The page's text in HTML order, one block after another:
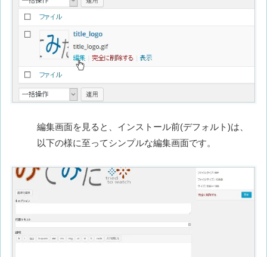
編集画面を見ると、インストール前(デフォルト)は、
以下の様に至ってシンプルな編集画面です。